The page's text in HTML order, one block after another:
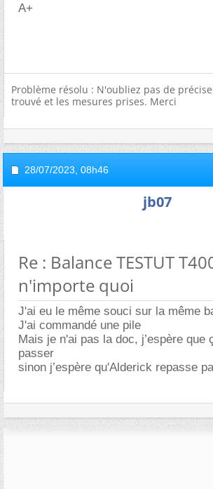
A+
Problème résolu : N'oubliez pas de
trouvé et les mesures prises. Merci
28/07/2023, 08h46
jb07
Re : Balance TESTUT
n'importe quoi
J'ai eu le même souci sur la même
J'ai commandé une pile
Mais je n'ai pas la doc, j’espère que
passer
sinon j’espère qu'Alderick repasse